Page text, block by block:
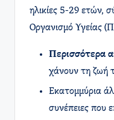
ηλικίες 5-29 ετών,
Οργανισμό Υγείας
Περισσότερα
χάνουν τη ζωή
Εκατομμύρια
συνέπειες που